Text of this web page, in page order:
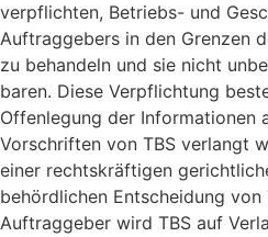
verpflichten, Betriebs- und
Auftraggebers in den Grenzen
zu behandeln und sie nicht
baren. Diese Verpflichtung
Offenlegung der Informationen
Vorschriften von TBS verlangt
einer rechtskräftigen
behördlichen Entscheidung
Auftraggeber wird TBS auf